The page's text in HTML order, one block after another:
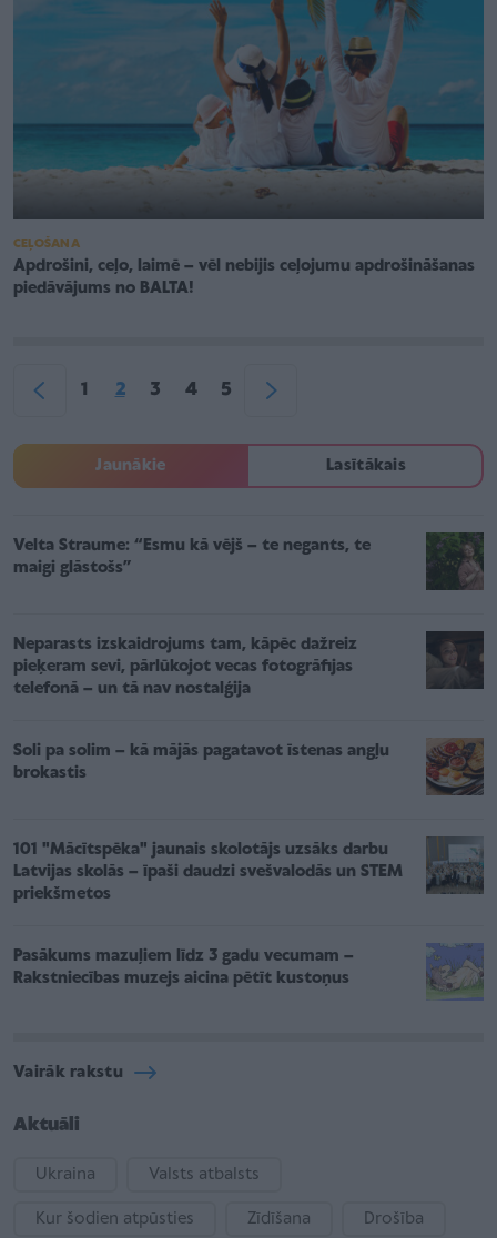
CEĻOŠANA
Apdrošini, ceļo, laimē – vēl nebijis ceļojumu apdrošināšanas
piedāvājums no BALTA!
1 2 3 4 5
Jaunākie Lasītākais
Velta Straume: “Esmu kā vējš – te negants, te
maigi glāstošs”
Neparasts izskaidrojums tam, kāpēc dažreiz
pieķeram sevi, pārlūkojot vecas fotogrāfijas
telefonā – un tā nav nostalģija
Soli pa solim – kā mājās pagatavot īstenas angļu
brokastis
101 "Mācītspēka" jaunais skolotājs uzsāks darbu
Latvijas skolās – īpaši daudzi svešvalodās un STEM
priekšmetos
Pasākums mazuļiem līdz 3 gadu vecumam –
Rakstniecības muzejs aicina pētīt kustoņus
Vairāk rakstu
Aktuāli
Ukraina Valsts atbalsts
Kur šodien atpūsties Zīdīšana Drošība